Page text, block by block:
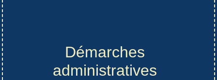
Démarches
administratives